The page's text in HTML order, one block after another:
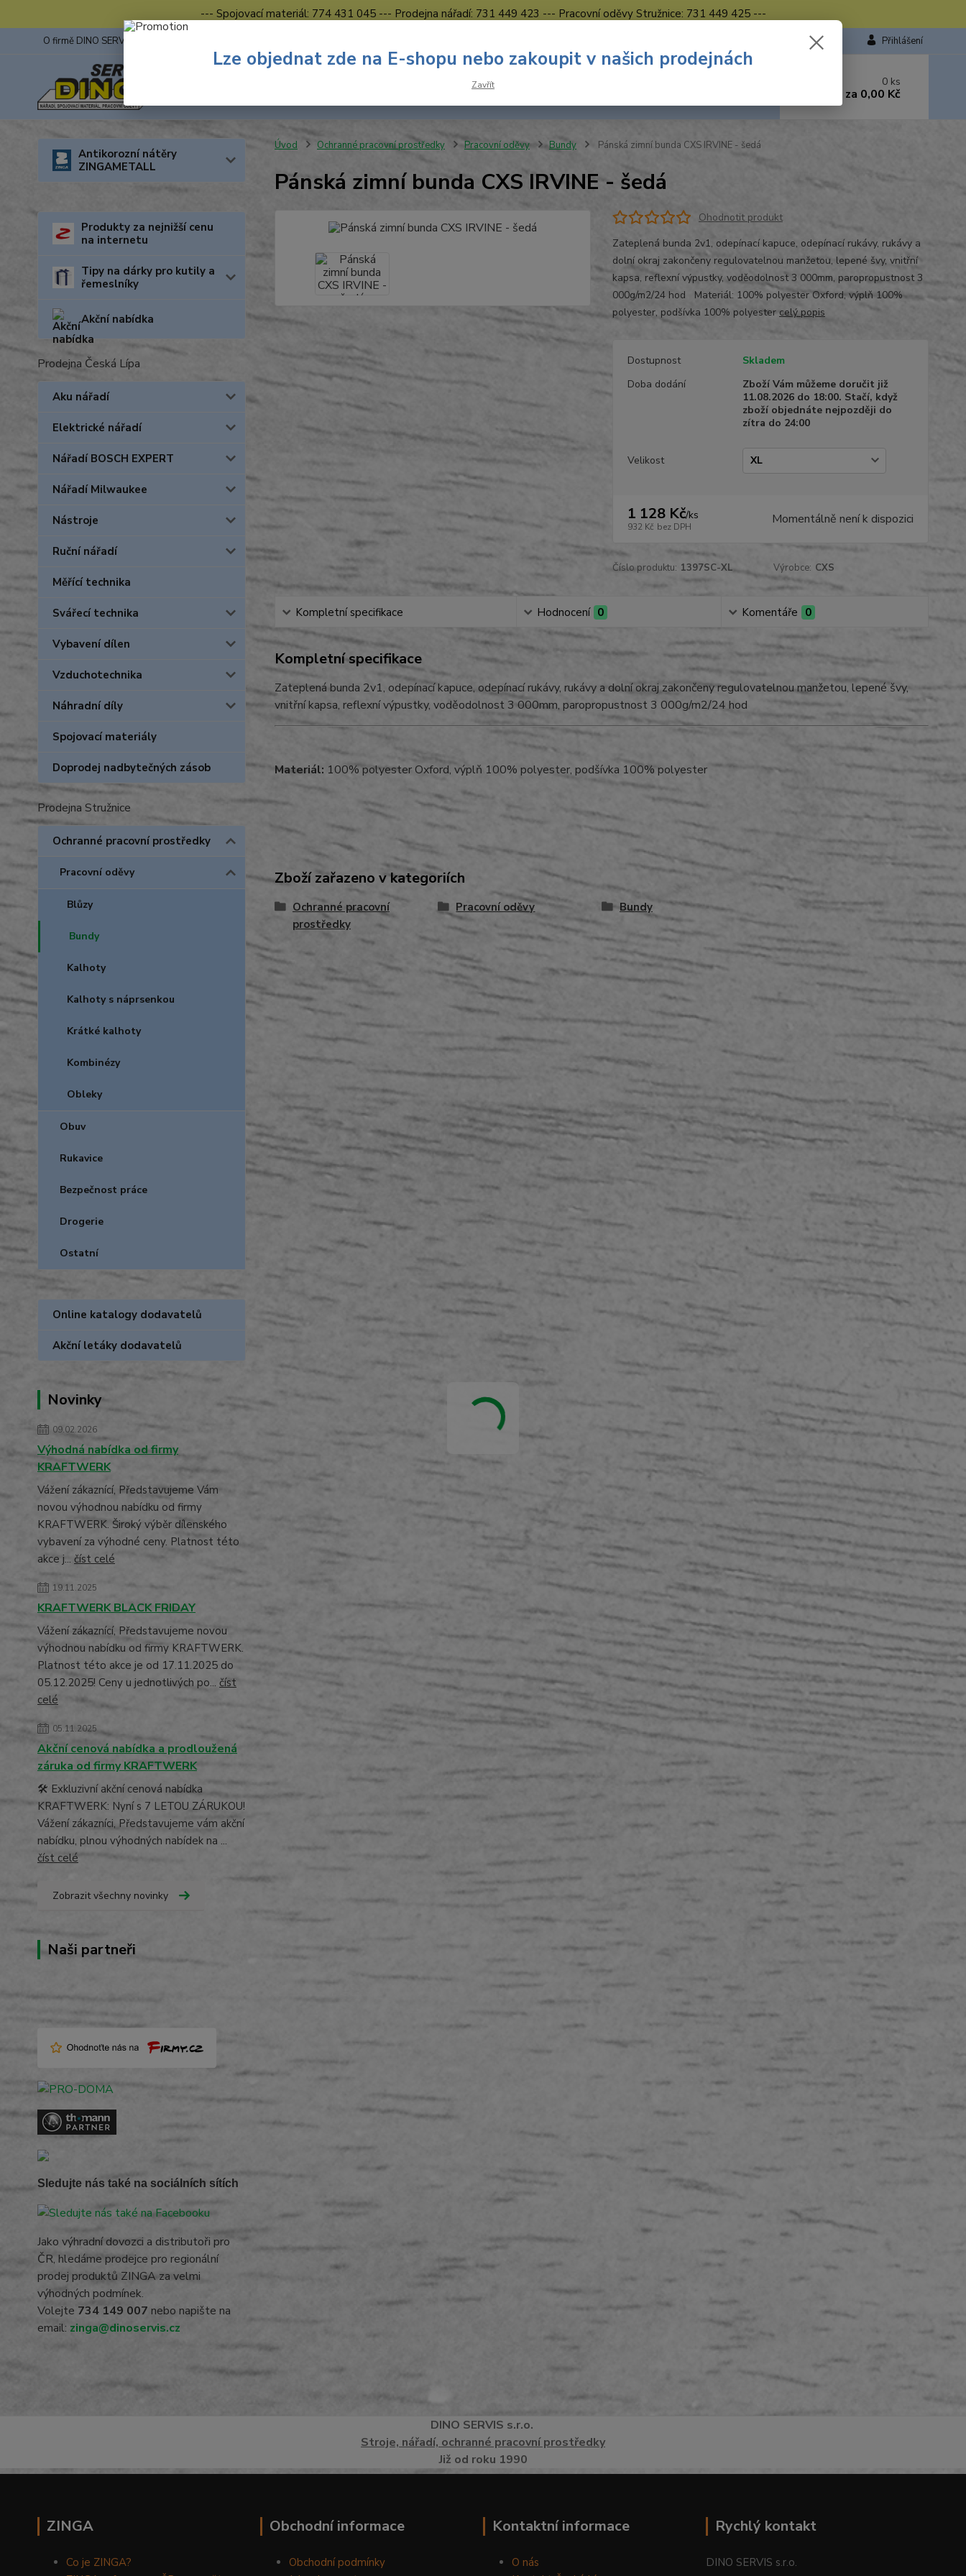
--- Spojovací materiál: 774 431 045 --- Prodejna nářadí: 731 449 423 --- Pracovní oděvy Stružnice: 731 449 425 ---
O firmě DINO SERVIS s.r.o. Přihlášení
Hledat
Nevíte si rady? Zavolejte.
0 ks
za 0,00 Kč
Antikorozní nátěry
ZINGAMETALL
Produkty za nejnižší cenu
na internetu
Tipy na dárky pro kutily a
řemeslníky
Akční nabídka
Prodejna Česká Lípa
Aku nářadí
Elektrické nářadí
Nářadí BOSCH EXPERT
Nářadí Milwaukee
Nástroje
Ruční nářadí
Měřící technika
Svářecí technika
Vybavení dílen
Vzduchotechnika
Náhradní díly
Spojovací materiály
Doprodej nadbytečných zásob
Prodejna Stružnice
Ochranné pracovní prostředky
Pracovní oděvy
Blůzy
Bundy
Kalhoty
Kalhoty s náprsenkou
Krátké kalhoty
Kombinézy
Obleky
Obuv
Rukavice
Bezpečnost práce
Drogerie
Ostatní
Online katalogy dodavatelů
Akční letáky dodavatelů
Novinky
09.02.2026
Výhodná nabídka od firmy
KRAFTWERK
Vážení zákaznící, Představujeme Vám
novou výhodnou nabídku od firmy
KRAFTWERK. Široký výběr dílenského
vybavení za výhodné ceny. Platnost této
akce j... číst celé
19.11.2025
KRAFTWERK BLACK FRIDAY
Vážení zákaznící, Představujeme novou
výhodnou nabídku od firmy KRAFTWERK.
Platnost této akce je od 17.11.2025 do
05.12.2025! Ceny u jednotlivých po... číst
celé
05.11.2025
Akční cenová nabídka a prodloužená
záruka od firmy KRAFTWERK
🛠️ Exkluzivní akční cenová nabídka
KRAFTWERK: Nyní s 7 LETOU ZÁRUKOU!
Vážení zákazníci, Představujeme vám akční
nabídku, plnou výhodných nabídek na ...
číst celé
Zobrazit všechny novinky
Naši partneři
Sledujte nás také na sociálních sítích
Jako výhradní dovozci a distributoři pro
ČR, hledáme prodejce pro regionální
prodej produktů ZINGA za velmi
výhodných podmínek.
Volejte 734 149 007 nebo napište na
email: zinga@dinoservis.cz
Úvod Ochranné pracovní prostředky Pracovní oděvy Bundy Pánská zimní bunda CXS IRVINE - šedá
Pánská zimní bunda CXS IRVINE - šedá
Ohodnotit produkt
Zateplená bunda 2v1, odepínací kapuce, odepínací rukávy, rukávy a
dolní okraj zakončeny regulovatelnou manžetou, lepené švy, vnitřní
kapsa, reflexní výpustky, voděodolnost 3 000mm, paropropustnost 3
000g/m2/24 hod Materiál: 100% polyester Oxford, výplň 100%
polyester, podšívka 100% polyester celý popis
Dostupnost
Skladem
Doba dodání
Zboží Vám můžeme doručit již
11.08.2026 do 18:00. Stačí, když
zboží objednáte nejpozději do
zítra do 24:00
Velikost
1 128 Kč/ks
932 Kč bez DPH Momentálně není k dispozici
Číslo produktu: 1397SC-XL Výrobce: CXS
Kompletní specifikace Hodnocení 0 Komentáře 0
Kompletní specifikace
Zateplená bunda 2v1, odepínací kapuce, odepínací rukávy, rukávy a dolní okraj zakončeny regulovatelnou manžetou, lepené švy,
vnitřní kapsa, reflexní výpustky, voděodolnost 3 000mm, paropropustnost 3 000g/m2/24 hod
Materiál: 100% polyester Oxford, výplň 100% polyester, podšívka 100% polyester
Zboží zařazeno v kategoriích
Ochranné pracovní
prostředky
Pracovní oděvy Bundy
DINO SERVIS s.r.o.
Stroje, nářadí, ochranné pracovní prostředky
Již od roku 1990
ZINGA
Co je ZINGA?
Obchodní informace
Obchodní podmínky
Kontaktní informace
O nás
Rychlý kontakt
DINO SERVIS s.r.o.
Lze objednat zde na E-shopu nebo zakoupit v našich prodejnách
Zavřít